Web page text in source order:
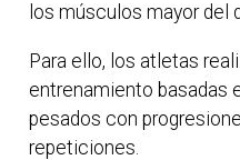
los músculos mayor del
Para ello, los atletas
entrenamiento basadas
pesados con
repeticiones.